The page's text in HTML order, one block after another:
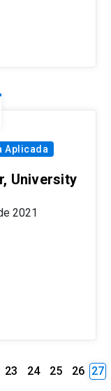
Aplicada
University
2021
23 24 25 26 27